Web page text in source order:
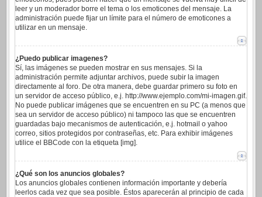
leer y un moderador borre el tema o los emoticones del mensaje. La
administración puede fijar un límite para el número de emoticones a
utilizar en un mensaje.
¿Puedo publicar imagenes?
Sí, las imágenes se pueden mostrar en sus mensajes. Si la
administración permite adjuntar archivos, puede subir la imagen
directamente al foro. De otra manera, debe guardar primero su foto en
un servidor de acceso público, e.j. http://www.ejemplo.com/mi-imagen.gif.
No puede publicar imágenes que se encuentren en su PC (a menos que
sea un servidor de acceso público) ni tampoco las que se encuentren
guardadas bajo mecanismos de autenticación, e.j. hotmail o yahoo
correo, sitios protegidos por contraseñas, etc. Para exhibir imágenes
utilice el BBCode con la etiqueta [img].
¿Qué son los anuncios globales?
Los anuncios globales contienen información importante y debería
leerlos cada vez que sea posible. Éstos aparecerán al principio de cada